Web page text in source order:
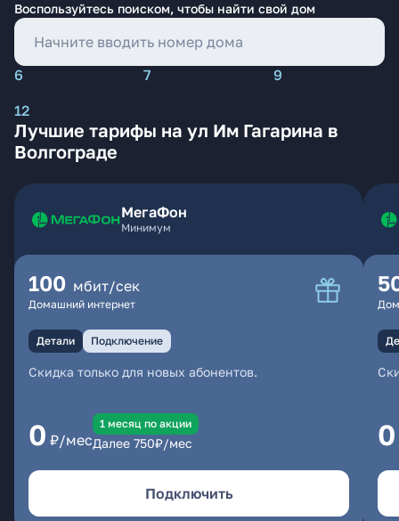
Воспользуйтесь поиском, чтобы найти свой дом
6 7
9
12
Лучшие тарифы на ул Им Гагарина в
Волгограде
МегаФон
Минимум
100 мбит/сек
Домашний интернет
Детали Подключение
Скидка только для новых абонентов.
0 ₽/мес
1 месяц по акции
Далее 750₽/мес
Подключить
0